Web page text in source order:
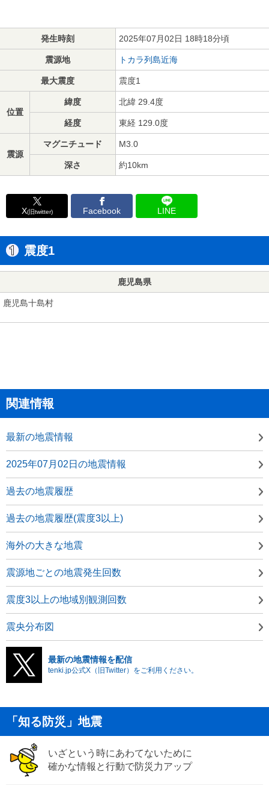
発生時刻 2025年07月02日 18時18分頃
震源地 トカラ列島近海
最大震度 震度1
位置
緯度 北緯 29.4度
経度 東経 129.0度
震源
マグニチュード M3.0
深さ 約10km
X(旧twitter) Facebook LINE
震度1
鹿児島県
鹿児島十島村
関連情報
最新の地震情報
2025年07月02日の地震情報
過去の地震履歴
過去の地震履歴(震度3以上)
海外の大きな地震
震源地ごとの地震発生回数
震度3以上の地域別観測回数
震央分布図
最新の地震情報を配信
tenki.jp公式X（旧Twitter）をご利用ください。
「知る防災」地震
いざという時にあわてないために
確かな情報と行動で防災力アップ